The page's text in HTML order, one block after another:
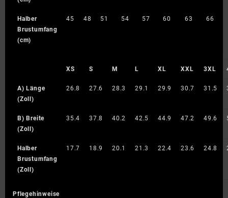
Halber
Brustumfang
(cm)
45 48 51 54 57 60 63 66
XS S M L XL XXL 3XL
A) Länge
(Zoll)
26.8 27.6 28.3 29.1 29.9 30.7 31.5
B) Breite
(Zoll)
35.4 37.8 40.2 42.5 44.9 47.2 49.6
Halber
Brustumfang
(Zoll)
17.7 18.9 20.1 21.3 22.4 23.6 24.8
Pflegehinweise